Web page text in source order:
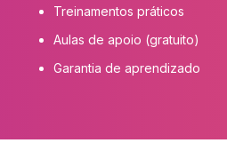
Treinamentos práticos
Aulas de apoio (gratuito)
Garantia de aprendizado